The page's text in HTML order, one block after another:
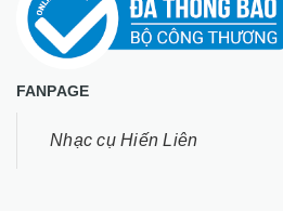
FANPAGE
Nhạc cụ Hiến Liên